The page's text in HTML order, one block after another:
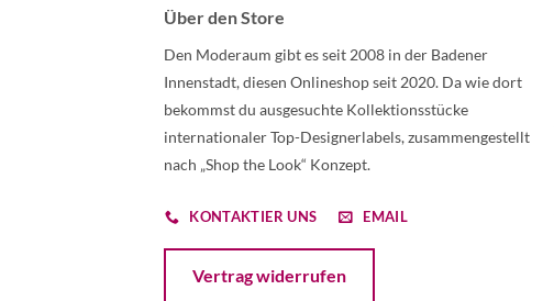
Über den Store
Den Moderaum gibt es seit 2008 in der Badener
Innenstadt, diesen Onlineshop seit 2020. Da wie dort
bekommst du ausgesuchte Kollektionsstücke
internationaler Top-Designerlabels, zusammengestellt
nach „Shop the Look“ Konzept.
KONTAKTIER UNS EMAIL
Vertrag widerrufen